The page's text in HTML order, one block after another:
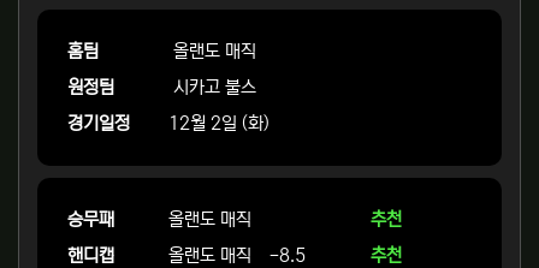
본문
홈팀
올랜도 매직
원정팀
시카고 불스
경기일정
12월 2일 (화)
승무패 올랜도 매직
추천
핸디캡
올랜도 매직 -8.5
추천